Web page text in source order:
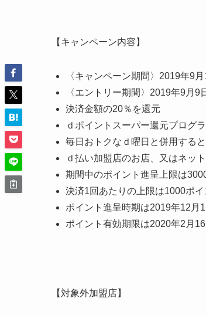
【キャンペーン内容】
〈キャンペーン期間〉2019年9
〈エントリー期間〉2019年9月9
決済金額の20％を還元
ｄポイントスーパー還元プログ
毎日おトクなｄ曜日と併用する
ｄ払い加盟店のお店、又はネッ
期間中のポイント進呈上限は
決済1回あたりの上限は1000ポイ
ポイント進呈時期は2019年12月
ポイント有効期限は2020年2月16
【対象外加盟店】